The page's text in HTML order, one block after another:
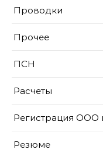
Проводки
Прочее
ПСН
Расчеты
Регистрация ООО
Резюме